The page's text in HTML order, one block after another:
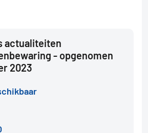
actualiteiten
- opgenomen
2023